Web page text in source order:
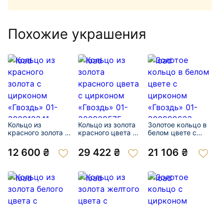
Похожие украшения
Кольцо из
красного золота с
«Гвоздь» 01-
200912241
12 600 ₴
Кольцо из золота
красного цвета с
«Гвоздь» 01-
200929575
29 422 ₴
Золотое кольцо в
белом цвете с
«Гвоздь» 01-
200999633
21 106 ₴